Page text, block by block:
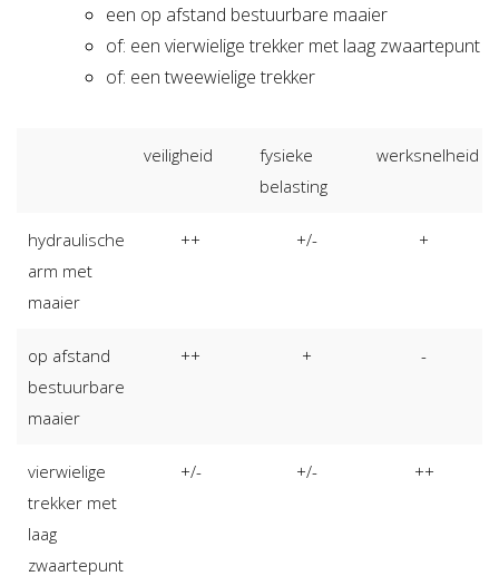
een op afstand bestuurbare maaier
of: een vierwielige trekker met laag zwaartepunt
of: een tweewielige trekker
veiligheid
fysieke
belasting
werksnelheid
hydraulische
arm met
maaier
++ +/- +
op afstand
bestuurbare
maaier
++ + -
vierwielige
trekker met
laag
zwaartepunt
+/- +/- ++